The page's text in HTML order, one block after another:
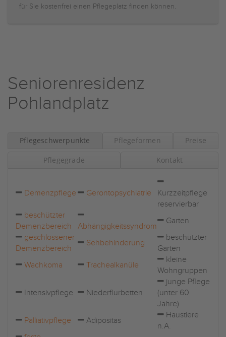
für Sie kostenfrei einen Pflegeplatz finden können.
Seniorenresidenz
Pohlandplatz
Pflegeschwerpunkte Pflegeformen Preise
Pflegegrade Kontakt
Demenzpflege Gerontopsychiatrie
Kurzzeitpflege
reservierbar
beschützter
Demenzbereich
Abhängigkeitssyndrom
Garten
geschlossener
Demenzbereich
Sehbehinderung
beschützter
Garten
Wachkoma
Trachealkanüle
kleine
Wohngruppen
Intensivpflege Niederflurbetten
junge Pflege
(unter 60
Jahre)
Palliativpflege
Adipositas
Haustiere
n.A.